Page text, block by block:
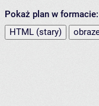
Pokaż plan w formacie:
HTML (stary)